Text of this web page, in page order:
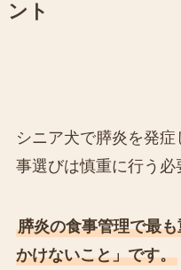
ント
シニア犬で膵炎を発
事選びは慎重に行う必
膵炎の食事管理で最
かけないこと」です。